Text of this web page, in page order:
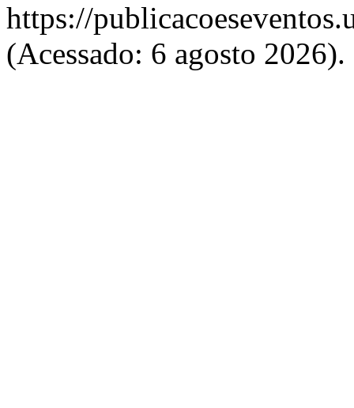
https://
(Acessado: 6 agosto 2026).